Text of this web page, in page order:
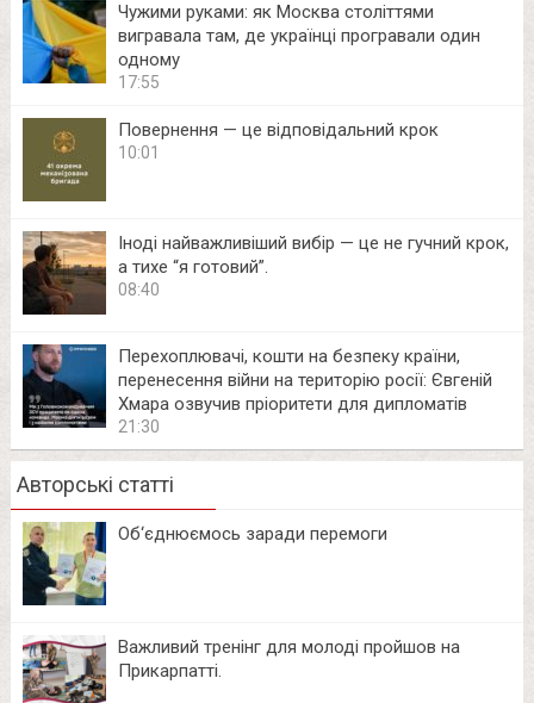
Чужими руками: як Москва століттями
вигравала там, де українці програвали один
одному
17:55
Повернення — це відповідальний крок
10:01
Іноді найважливіший вибір — це не гучний крок,
а тихе “я готовий”.
08:40
Перехоплювачі, кошти на безпеку країни,
перенесення війни на територію росії: Євгеній
Хмара озвучив пріоритети для дипломатів
21:30
Авторські статті
Об‘єднюємось заради перемоги
Важливий тренінг для молоді пройшов на
Прикарпатті.